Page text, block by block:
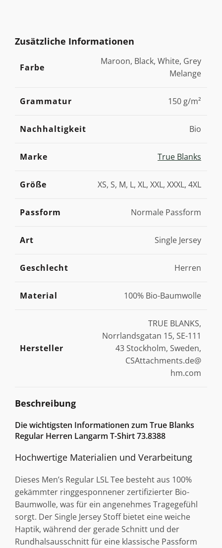
Zusätzliche Informationen
Farbe
Maroon, Black, White, Grey
Melange
Grammatur 150 g/m²
Nachhaltigkeit Bio
Marke True Blanks
Größe XS, S, M, L, XL, XXL, XXXL, 4XL
Passform Normale Passform
Art Single Jersey
Geschlecht Herren
Material 100% Bio-Baumwolle
Hersteller
TRUE BLANKS,
Norrlandsgatan 15, SE-111
43 Stockholm, Sweden,
CSAttachments.de@
hm.com
Beschreibung
Die wichtigsten Informationen zum True Blanks
Regular Herren Langarm T-Shirt 73.8388
Hochwertige Materialien und Verarbeitung
Dieses Men’s Regular LSL Tee besteht aus 100%
gekämmter ringgesponnener zertifizierter Bio-
Baumwolle, was für ein angenehmes Tragegefühl
sorgt. Der Single Jersey Stoff bietet eine weiche
Haptik, während der gerade Schnitt und der
Rundhalsausschnitt für eine klassische Passform